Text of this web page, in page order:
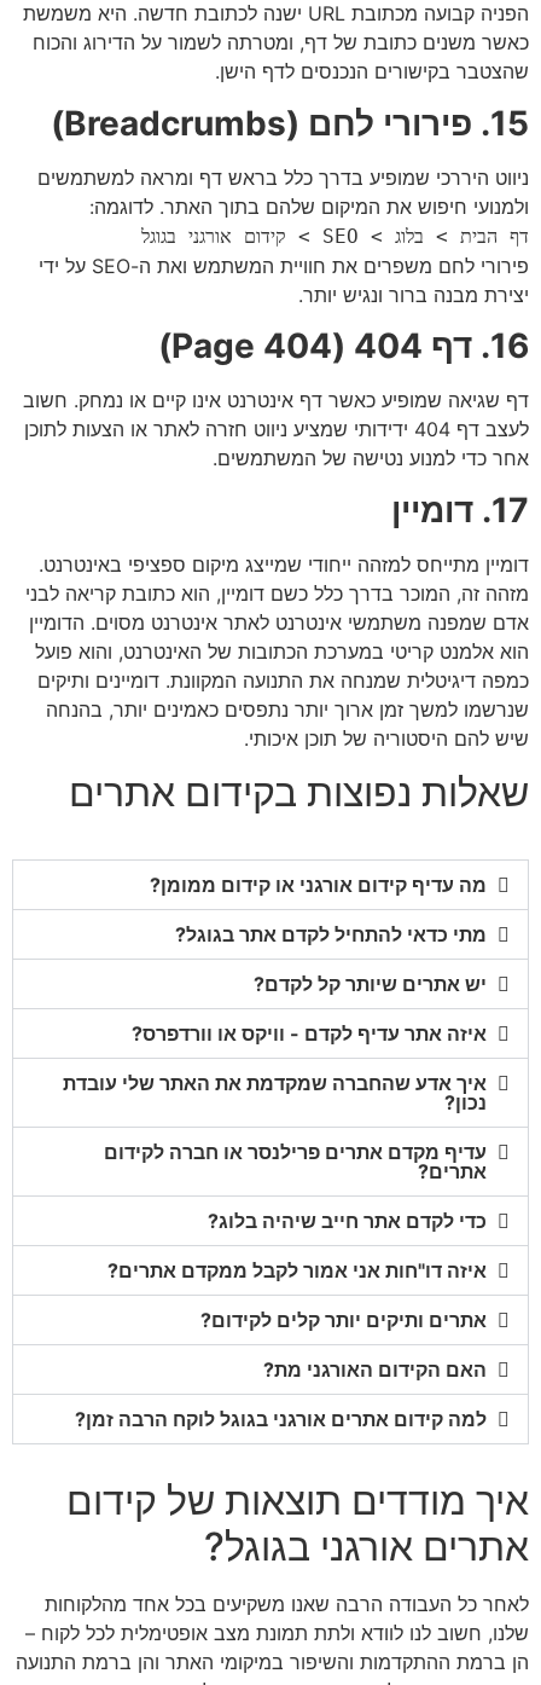
הפניה קבועה מכתובת URL ישנה לכתובת חדשה. היא משמשת
כאשר משנים כתובת של דף, ומטרתה לשמור על הדירוג והכוח
שהצטבר בקישורים הנכנסים לדף הישן.
15. פירורי לחם (Breadcrumbs)
ניווט היררכי שמופיע בדרך כלל בראש דף ומראה למשתמשים
ולמנועי חיפוש את המיקום שלהם בתוך האתר. לדוגמה:
דף הבית > בלוג > SEO > קידום אורגני בגוגל
פירורי לחם משפרים את חוויית המשתמש ואת ה-SEO על ידי
יצירת מבנה ברור ונגיש יותר.
16. דף 404 (404 Page)
דף שגיאה שמופיע כאשר דף אינטרנט אינו קיים או נמחק. חשוב
לעצב דף 404 ידידותי שמציע ניווט חזרה לאתר או הצעות לתוכן
אחר כדי למנוע נטישה של המשתמשים.
17. דומיין
דומיין מתייחס למזהה ייחודי שמייצג מיקום ספציפי באינטרנט.
מזהה זה, המוכר בדרך כלל כשם דומיין, הוא כתובת קריאה לבני
אדם שמפנה משתמשי אינטרנט לאתר אינטרנט מסוים. הדומיין
הוא אלמנט קריטי במערכת הכתובות של האינטרנט, והוא פועל
כמפה דיגיטלית שמנחה את התנועה המקוונת. דומיינים ותיקים
שנרשמו למשך זמן ארוך יותר נתפסים כאמינים יותר, בהנחה
שיש להם היסטוריה של תוכן איכותי.
שאלות נפוצות בקידום אתרים
מה עדיף קידום אורגני או קידום ממומן?
מתי כדאי להתחיל לקדם אתר בגוגל?
יש אתרים שיותר קל לקדם?
איזה אתר עדיף לקדם - וויקס או וורדפרס?
איך אדע שהחברה שמקדמת את האתר שלי עובדת
נכון?
עדיף מקדם אתרים פרילנסר או חברה לקידום
אתרים?
כדי לקדם אתר חייב שיהיה בלוג?
איזה דו"חות אני אמור לקבל ממקדם אתרים?
אתרים ותיקים יותר קלים לקידום?
האם הקידום האורגני מת?
למה קידום אתרים אורגני בגוגל לוקח הרבה זמן?
איך מודדים תוצאות של קידום
אתרים אורגני בגוגל?
לאחר כל העבודה הרבה שאנו משקיעים בכל אחד מהלקוחות
שלנו, חשוב לנו לוודא ולתת תמונת מצב אופטימלית לכל לקוח –
הן ברמת ההתקדמות והשיפור במיקומי האתר והן ברמת התנועה